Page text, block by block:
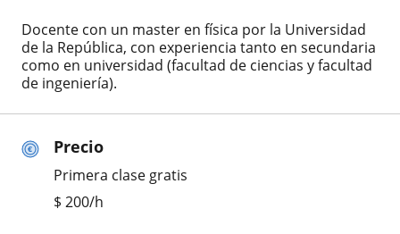
Precio
Primera clase gratis
$ 200/h
Docente con un master en física por la Universidad
de la República, con experiencia tanto en secundaria
como en universidad (facultad de ciencias y facultad
de ingeniería).